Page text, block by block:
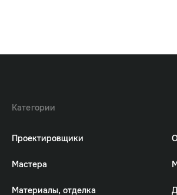
Категории
Проектировщики
Мастера
Материалы, отделка